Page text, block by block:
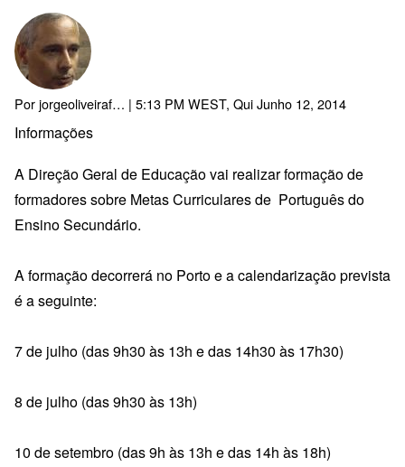
Porjorgeoliveiraf… | 5:13 PM WEST, Qui Junho 12, 2014
Informações
A Direção Geral de Educação vai realizar formação de
formadores sobre Metas Curriculares de Português do
Ensino Secundário.
A formação decorrerá no Porto e a calendarização prevista
é a seguinte:
7 de julho (das 9h30 às 13h e das 14h30 às 17h30)
8 de julho (das 9h30 às 13h)
10 de setembro (das 9h às 13h e das 14h às 18h)